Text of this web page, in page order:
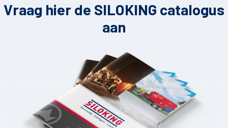
Vraag hier de SILOKING catalogus
aan